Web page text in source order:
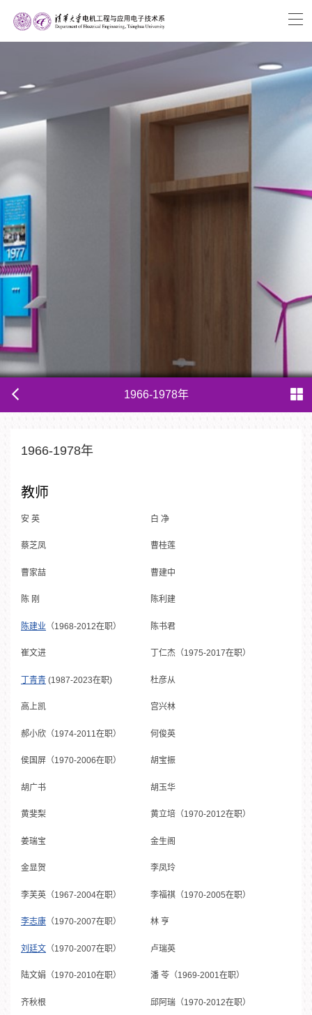
1966-1978年
1966-1978年
教师
安 英 白 净
蔡芝凤 曹桂莲
曹家喆 曹建中
陈 刚 陈利建
陈建业 （1968-2012在职） 陈书君
崔文进 丁仁杰（1975-2017在职）
丁青青 (1987-2023在职) 杜彦从
高上凯 宫兴林
郝小欣（1974-2011在职） 何俊英
侯国屏（1970-2006在职） 胡宝振
胡广书 胡玉华
黄斐梨 黄立培（1970-2012在职）
姜瑞宝 金生阁
金显贺 李凤玲
李芙英（1967-2004在职） 李福祺（1970-2005在职）
李志康 （1970-2007在职） 林 亨
刘廷文 （1970-2007在职） 卢瑞英
陆文娟（1970-2010在职） 潘 苓（1969-2001在职）
齐秋根 邱阿瑞（1970-2012在职）